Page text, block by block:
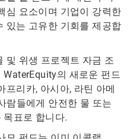
심 요소이며 기업이 강력한
있는 고유한 기회를 제공합
및 위생 프로젝트 자금 조
WaterEquity의 새로운 펀드
리카, 아시아, 라틴 아메
람들에게 안전한 물 또는
목표로 합니다.